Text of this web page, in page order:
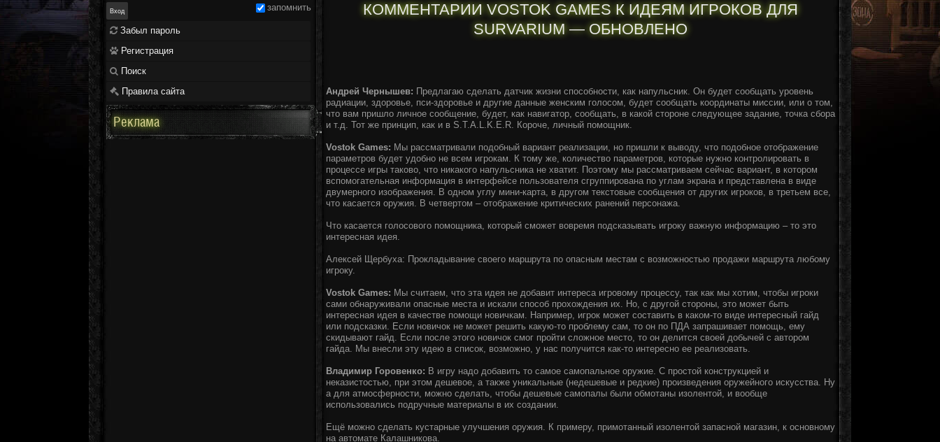
КОММЕНТАРИИ VOSTOK GAMES К ИДЕЯМ ИГРОКОВ ДЛЯ
SURVARIUM — ОБНОВЛЕНО
Андрей Чернышев: Предлагаю сделать датчик жизни способности, как напульсник. Он будет сообщать уровень
радиации, здоровье, пси-здоровье и другие данные женским голосом, будет сообщать координаты миссии, или о том,
что вам пришло личное сообщение, будет, как навигатор, сообщать, в какой стороне следующее задание, точка сбора
и т.д. Тот же принцип, как и в S.T.A.L.K.E.R. Короче, личный помощник.
Vostok Games: Мы рассматривали подобный вариант реализации, но пришли к выводу, что подобное отображение
параметров будет удобно не всем игрокам. К тому же, количество параметров, которые нужно контролировать в
процессе игры таково, что никакого напульсника не хватит. Поэтому мы рассматриваем сейчас вариант, в котором
вспомогательная информация в интерфейсе пользователя сгруппирована по углам экрана и представлена в виде
двумерного изображения. В одном углу мини-карта, в другом текстовые сообщения от других игроков, в третьем все,
что касается оружия. В четвертом – отображение критических ранений персонажа.
Что касается голосового помощника, который сможет вовремя подсказывать игроку важную информацию – то это
интересная идея.
Алексей Щербуха: Прокладывание своего маршрута по опасным местам с возможностью продажи маршрута любому
игроку.
Vostok Games: Мы считаем, что эта идея не добавит интереса игровому процессу, так как мы хотим, чтобы игроки
сами обнаруживали опасные места и искали способ прохождения их. Но, с другой стороны, это может быть
интересная идея в качестве помощи новичкам. Например, игрок может составить в каком-то виде интересный гайд
или подсказки. Если новичок не может решить какую-то проблему сам, то он по ПДА запрашивает помощь, ему
скидывают гайд. Если после этого новичок смог пройти сложное место, то он делится своей добычей с автором
гайда. Мы внесли эту идею в список, возможно, у нас получится как-то интересно ее реализовать.
Владимир Горовенко: В игру надо добавить то самое самопальное оружие. С простой конструкцией и
неказистостью, при этом дешевое, а также уникальные (недешевые и редкие) произведения оружейного искусства. Ну
а для атмосферности, можно сделать, чтобы дешевые самопалы были обмотаны изолентой, и вообще
использовались подручные материалы в их создании.
Ещё можно сделать кустарные улучшения оружия. К примеру, примотанный изолентой запасной магазин, к основному
на автомате Калашникова.
запомнить
Забыл пароль
Регистрация
Поиск
Правила сайта
Реклама